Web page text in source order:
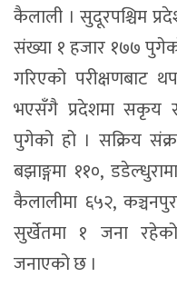
कैलाली । सुदूरपश्चिम
संख्या १ हजार १७७
गरिएको परीक्षणबाट
भएसँगै प्रदेशमा सकृय
पुगेको हो । सक्रिय
बझाङ्गमा ११०,
कैलालीमा ६५२,
सुर्खेतमा १ जना
जनाएको छ ।